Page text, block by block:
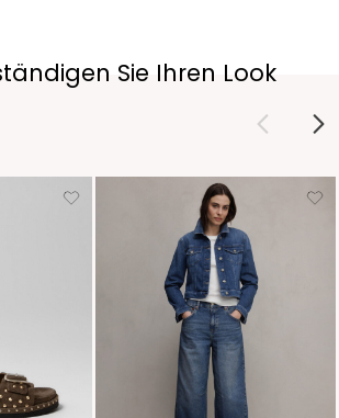
Sie Ihren Look